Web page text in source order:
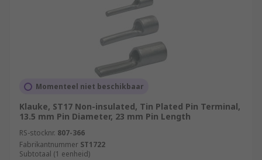
Momenteel niet beschikbaar
Klauke, ST17 Non-insulated, Tin Plated Pin Terminal,
13.5 mm Pin Diameter, 23 mm Pin Length
RS-stocknr. 807-366
Fabrikantnummer ST1722
Subtotaal (1 eenheid)